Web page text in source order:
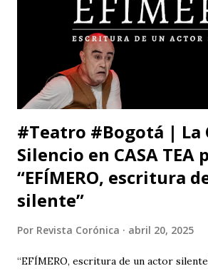
Iztacala (UNAM, México) y la Facultad
Superiores Acatlán (UNAM, México),
organizador comprometido con abrir
el cuerpo, la esce...
#Teatro #Bogotá | La
Silencio en CASA TEA
“EFÍMERO, escritura
silente”
Por Revista Corónica abril 20, 2025
“EFÍMERO, escritura de un actor